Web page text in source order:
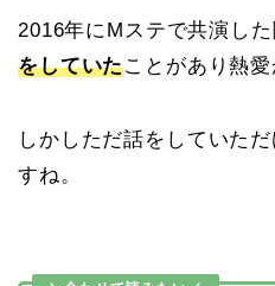
2016年にMステで共演し
をしていたことがあり熱愛
しかしただ話をしていた
すね。